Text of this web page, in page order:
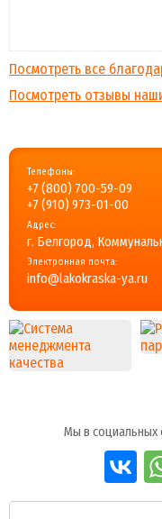
Посмотреть все
Посмотреть отзывы
Телефоны:
+7 (800) 700-59-09
+7 (910) 973-01-00
Адрес:
г. Белгород,
Электронная почта:
info@lakokraska-ya.ru
Мы в социальных